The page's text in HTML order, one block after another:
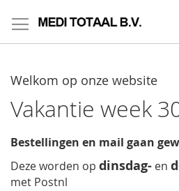
to
Content
Welkom op onze website
Vakantie week
Bestellingen en mail gaan
Deze worden op dinsdag- en
met Postnl